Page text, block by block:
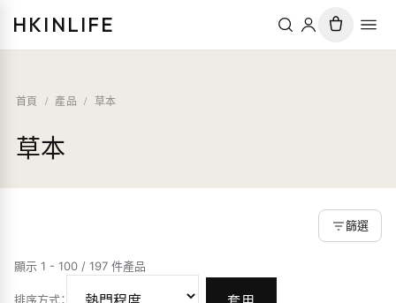
HKINLIFE
首頁 / 產品 / 草本
草本
篩選
顯示 1 - 100 / 197 件產品
排序方式：